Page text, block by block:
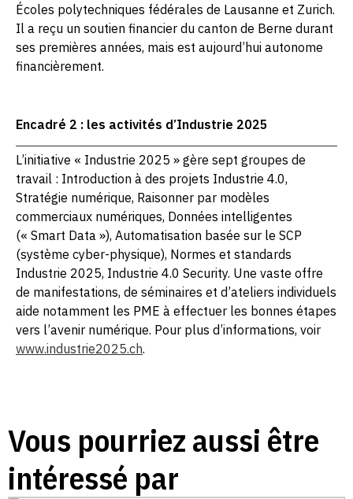
Écoles polytechniques fédérales de Lausanne et Zurich.
Il a reçu un soutien financier du canton de Berne durant
ses premières années, mais est aujourd’hui autonome
financièrement.
Encadré 2 : les activités d’Industrie 2025
L’initiative « Industrie 2025 » gère sept groupes de
travail : Introduction à des projets Industrie 4.0,
Stratégie numérique, Raisonner par modèles
commerciaux numériques, Données intelligentes
(« Smart Data »), Automatisation basée sur le SCP
(système cyber-physique), Normes et standards
Industrie 2025, Industrie 4.0 Security. Une vaste offre
de manifestations, de séminaires et d’ateliers individuels
aide notamment les PME à effectuer les bonnes étapes
vers l’avenir numérique. Pour plus d’informations, voir
www.industrie2025.ch.
Vous pourriez aussi être
intéressé par